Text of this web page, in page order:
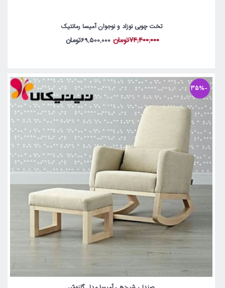
تخت چوبی نوزاد و نوجوان آمیسا رمانتیک
74,400,000تومان 69,500,000تومان
-35%